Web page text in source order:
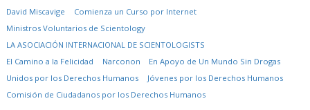
David Miscavige
Comienza un Curso por Internet
Ministros Voluntarios de Scientology
LA ASOCIACIÓN INTERNACIONAL DE SCIENTOLOGISTS
El Camino a la Felicidad
Narconon
En Apoyo de Un Mundo Sin Drogas
Unidos por los Derechos Humanos
Jóvenes por los Derechos Humanos
Comisión de Ciudadanos por los Derechos Humanos